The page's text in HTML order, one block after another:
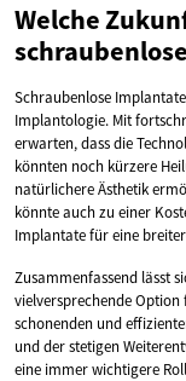
Welche
Schraubenlose
Implantologie. Mit
erwarten, dass die
könnten noch kürzere
natürlichere Ästhetik
könnte auch zu einer
Implantate für eine
Zusammenfassend lässt
vielversprechende
schonenden und
und der stetigen
eine immer wichtigere